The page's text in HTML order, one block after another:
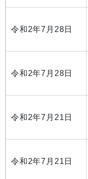
令和2年7月28日
令和2年7月28日
令和2年7月21日
令和2年7月21日